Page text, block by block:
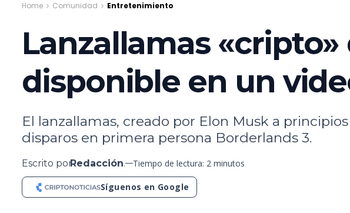
Home Comunidad Entretenimiento
Lanzallamas
disponible en un
El lanzallamas, creado por Elon Musk a
disparos en primera persona Borderlands 3.
Escrito porRedacción. Tiempo de lectura: 2 minutos
Síguenos en Google